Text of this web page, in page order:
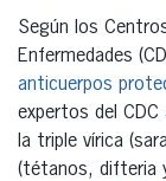
Según los
Enfermedades
anticuerpos
expertos del
la triple vírica
(tétanos, difteria